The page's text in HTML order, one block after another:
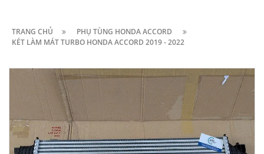
TRANG CHỦ
PHỤ TÙNG HONDA ACCORD
KÉT LÀM MÁT TURBO HONDA ACCORD 2019 - 2022